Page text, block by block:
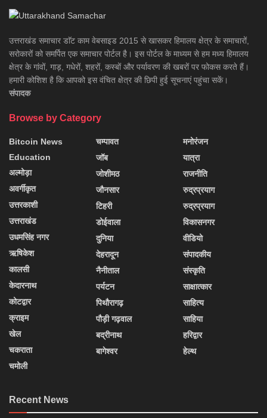
उत्तराखंड समाचार डाॅट काम वेबसाइड 2015 से खासकर हिमालय क्षेत्र के समाचारों,
सरोकारों को समर्पित एक समाचार पोर्टल है। इस पोर्टल के माध्यम से हम मध्य हिमालय
क्षेत्र के गांवों, गाड़, गधेरों, शहरों, कस्बों और पर्यावरण की खबरों पर फोकस करते हैं।
हमारी कोशिश है कि आपको इस वंचित क्षेत्र की छिपी हुई सूचनाएं पहुंचा सकें।
संपादक
Browse by Category
Bitcoin News
Education
अल्मोड़ा
अवर्गीकृत
उत्तरकाशी
उत्तराखंड
उधमसिंह नगर
ऋषिकेश
कालसी
केदारनाथ
कोटद्वार
क्राइम
खेल
चकराता
चमोली
चम्पावत
जॉब
जोशीमठ
जौनसार
टिहरी
डोईवाला
दुनिया
देहरादून
नैनीताल
पर्यटन
पिथौरागढ़
पौड़ी गढ़वाल
बद्रीनाथ
बागेश्वर
मनोरंजन
यात्रा
राजनीति
रुद्रप्रयाग
रुद्रप्रयाग
विकासनगर
वीडियो
संपादकीय
संस्कृति
साक्षात्कार
साहित्य
साहिया
हरिद्वार
हेल्थ
Recent News